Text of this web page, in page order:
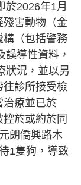
於2026年1月
殘害動物（金
構（包括警務
導性資料，
狀況，並以另
往診所接受檢
治療並已於
於或約於同
朗僑興路木
1隻狗，導致